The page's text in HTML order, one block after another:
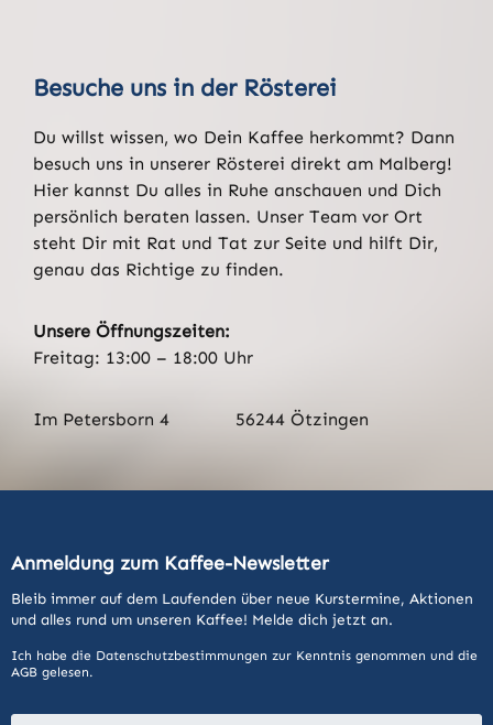
Besuche uns in der Rösterei
Du willst wissen, wo Dein Kaffee herkommt? Dann
besuch uns in unserer Rösterei direkt am Malberg!
Hier kannst Du alles in Ruhe anschauen und Dich
persönlich beraten lassen. Unser Team vor Ort
steht Dir mit Rat und Tat zur Seite und hilft Dir,
genau das Richtige zu finden.
Unsere Öffnungszeiten:
Freitag: 13:00 – 18:00 Uhr
Im Petersborn 4 56244 Ötzingen
Anmeldung zum Kaffee-Newsletter
Bleib immer auf dem Laufenden über neue Kurstermine, Aktionen
und alles rund um unseren Kaffee! Melde dich jetzt an.
Ich habe die Datenschutzbestimmungen zur Kenntnis genommen und die
AGB gelesen.